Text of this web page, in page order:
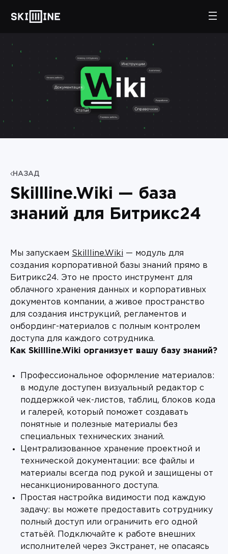
НАЗАД
Skillline.Wiki — база
знаний для Битрикс24
Мы запускаем Skillline.Wiki — модуль для
создания корпоративной базы знаний прямо в
Битрикс24. Это не просто инструмент для
облачного хранения данных и корпоративных
документов компании, а живое пространство
для создания инструкций, регламентов и
онбординг-материалов с полным контролем
доступа для каждого сотрудника.
Как Skillline.Wiki организует вашу базу знаний?
Профессиональное оформление материалов:
в модуле доступен визуальный редактор с
поддержкой чек-листов, таблиц, блоков кода
и галерей, который поможет создавать
понятные и полезные материалы без
специальных технических знаний.
Централизованное хранение проектной и
технической документации: все файлы и
материалы всегда под рукой и защищены от
несанкционированного доступа.
Простая настройка видимости под каждую
задачу: вы можете предоставить сотруднику
полный доступ или ограничить его одной
статьёй. Подключайте к работе внешних
исполнителей через Экстранет, не опасаясь